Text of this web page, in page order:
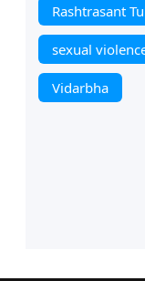
Rashtrasant
sexual
Vidarbha